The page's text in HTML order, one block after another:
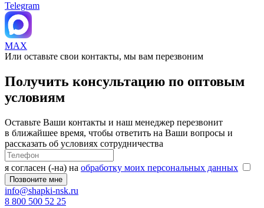
Telegram
MAX
Или оставьте свои контакты, мы вам перезвоним
Получить консультацию по оптовым
условиям
Оставьте Ваши контакты и наш менеджер перезвонит
в ближайшее время, чтобы ответить на Ваши вопросы и
рассказать об условиях сотрудничества
я согласен (-на) на обработку моих персональных данных
info@shapki-nsk.ru
8 800 500 52 25